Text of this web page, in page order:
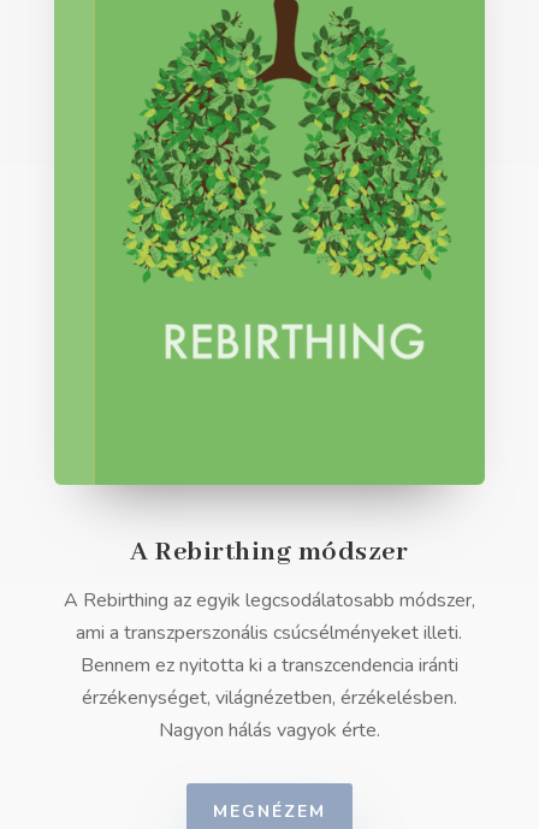
A Rebirthing módszer
A Rebirthing az egyik legcsodálatosabb módszer,
ami a transzperszonális csúcsélményeket illeti.
Bennem ez nyitotta ki a transzcendencia iránti
érzékenységet, világnézetben, érzékelésben.
Nagyon hálás vagyok érte.
MEGNÉZEM